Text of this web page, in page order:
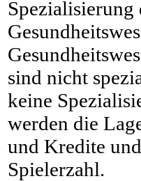
sind nicht
keine
werden die
und Kredite
Spielerzahl.